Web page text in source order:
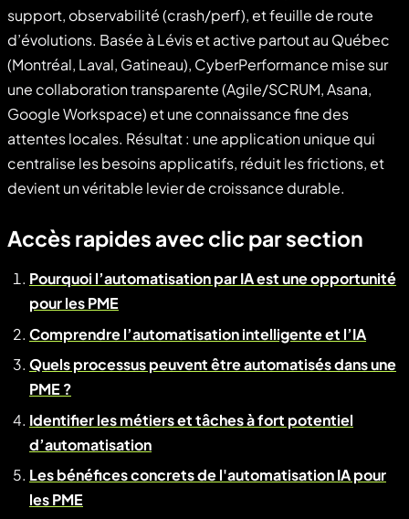
support, observabilité (crash/perf), et feuille de route
d’évolutions. Basée à Lévis et active partout au Québec
(Montréal, Laval, Gatineau), CyberPerformance mise sur
une collaboration transparente (Agile/SCRUM, Asana,
Google Workspace) et une connaissance fine des
attentes locales. Résultat : une application unique qui
centralise les besoins applicatifs, réduit les frictions, et
devient un véritable levier de croissance durable.
Accès rapides avec clic par section
Pourquoi l’automatisation par IA est une opportunité
pour les PME
Comprendre l’automatisation intelligente et l’IA
Quels processus peuvent être automatisés dans une
PME ?
Identifier les métiers et tâches à fort potentiel
d’automatisation
Les bénéfices concrets de l'automatisation IA pour
les PME